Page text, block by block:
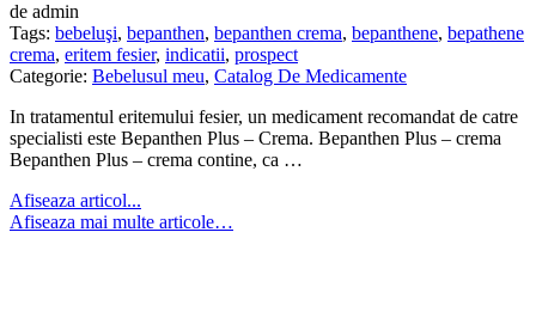
de admin
Tags: bebeluşi, bepanthen, bepanthen crema, bepanthene, bepathene
crema, eritem fesier, indicatii, prospect
Categorie: Bebelusul meu, Catalog De Medicamente
In tratamentul eritemului fesier, un medicament recomandat de catre
specialisti este Bepanthen Plus – Crema. Bepanthen Plus – crema
Bepanthen Plus – crema contine, ca …
Afiseaza articol...
Afiseaza mai multe articole…